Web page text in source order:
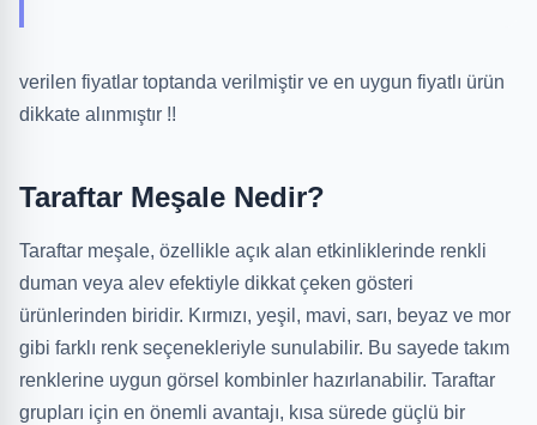
verilen fiyatlar toptanda verilmiştir ve en uygun fiyatlı ürün
dikkate alınmıştır !!
Taraftar Meşale Nedir?
Taraftar meşale, özellikle açık alan etkinliklerinde renkli
duman veya alev efektiyle dikkat çeken gösteri
ürünlerinden biridir. Kırmızı, yeşil, mavi, sarı, beyaz ve mor
gibi farklı renk seçenekleriyle sunulabilir. Bu sayede takım
renklerine uygun görsel kombinler hazırlanabilir. Taraftar
grupları için en önemli avantajı, kısa sürede güçlü bir